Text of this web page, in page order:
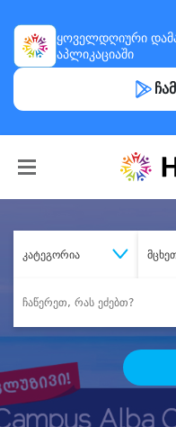
ყოველდღიური
აპლიკაციაში
კატეგორია